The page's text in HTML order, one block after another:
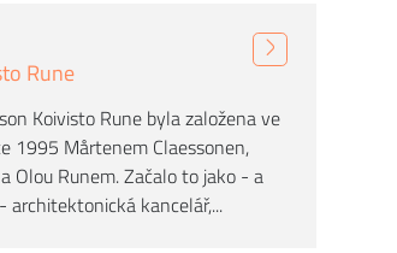
Rune
Koivisto Rune byla založena ve
1995 Mårtenem Claessonen,
Olou Runem. Začalo to jako - a
kancelář,...